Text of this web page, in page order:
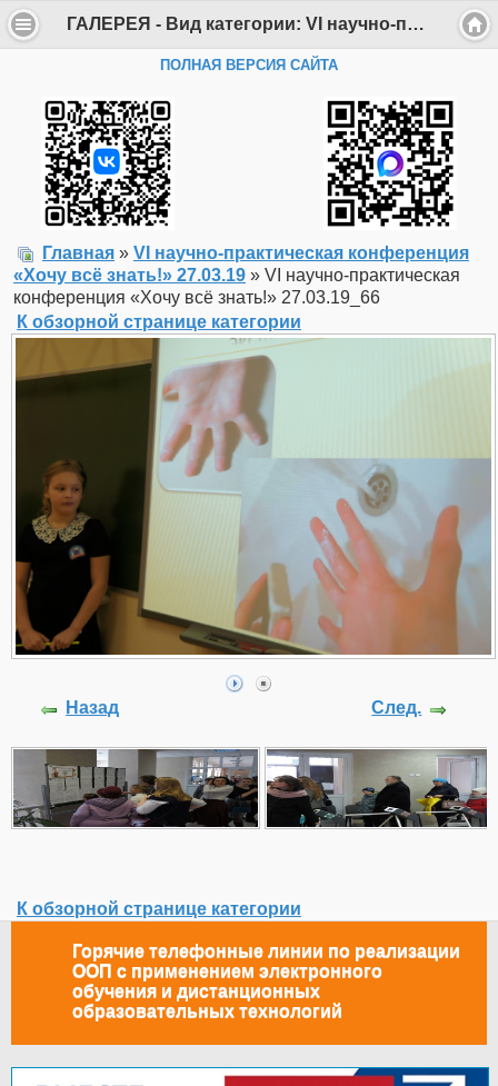
ГАЛЕРЕЯ - Вид категории: VI научно-практическая конференция «Хочу всё знать!» 27.03.19 - Фото: VI научно-практическая конференция «Хочу всё знать!» 27.03.19_66 - Департамент образования Администрации г. Саров
ПОЛНАЯ ВЕРСИЯ САЙТА
Главная » VI научно-практическая конференция
«Хочу всё знать!» 27.03.19 » VI научно-практическая
конференция «Хочу всё знать!» 27.03.19_66
К обзорной странице категории
Назад След.
К обзорной странице категории
Горячие телефонные линии по реализации
ООП с применением электронного
обучения и дистанционных
образовательных технологий